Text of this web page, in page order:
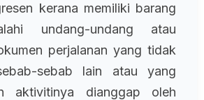
kerana memiliki barang
undang-undang atau
perjalanan yang tidak
sebab lain atau yang
aktivitinya dianggap oleh